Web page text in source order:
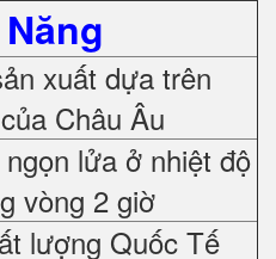
xuất dựa trên
Châu Âu
lửa ở nhiệt độ
vòng 2 giờ
lượng Quốc Tế